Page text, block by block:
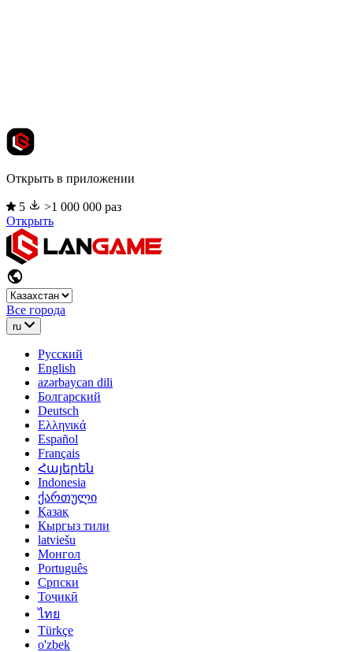
Открыть в приложении
5
>1 000 000 раз
Открыть
Все города
ru
Русский
English
azərbaycan dili
Болгарский
Deutsch
Ελληνικά
Español
Français
Հայերեն
Indonesia
ქართული
Қазақ
Кыргыз тили
latviešu
Монгол
Português
Српски
Тоҷикӣ
ไทย
Türkçe
o'zbek